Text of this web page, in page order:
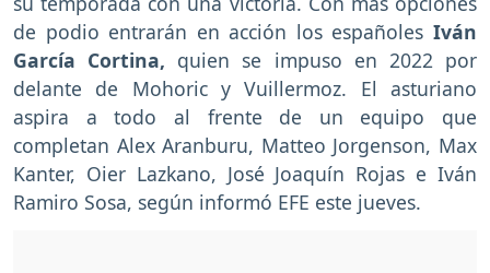
de podio entrarán en acción los españoles Iván
García Cortina, quien se impuso en 2022 por
delante de Mohoric y Vuillermoz. El asturiano
aspira a todo al frente de un equipo que
completan Alex Aranburu, Matteo Jorgenson, Max
Kanter, Oier Lazkano, José Joaquín Rojas e Iván
Ramiro Sosa, según informó EFE este jueves.